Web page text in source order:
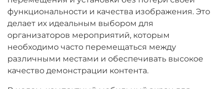
функциональности и качества изображения. Это
делает их идеальным выбором для
организаторов мероприятий, которым
необходимо часто перемещаться между
различными местами и обеспечивать высокое
качество демонстрации контента.